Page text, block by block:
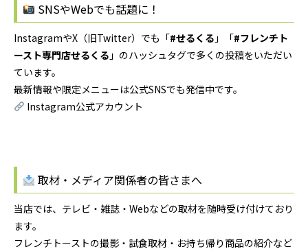
SNSやWebでも話題に！
InstagramやX（旧Twitter）でも「#せるくる 」「#フレンチト
ースト専門店せるくる 」のハッシュタグで多くの投稿をいただい
ています。
最新情報や限定メニューは公式SNSでも発信中です。
Instagram公式アカウント
取材・メディア関係者の皆さまへ
当店では、テレビ・雑誌・Webなどの取材を随時受け付けており
ます。
フレンチトーストの撮影・試食取材・お持ち帰り商品の紹介など